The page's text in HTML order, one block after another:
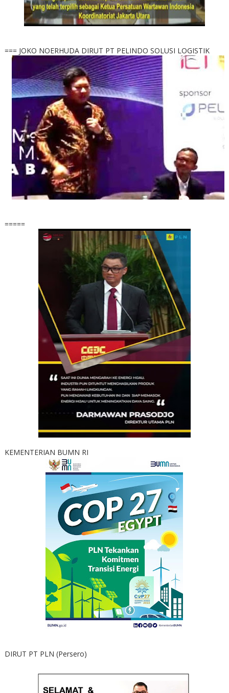
=== JOKO NOERHUDA DIRUT PT PELINDO SOLUSI LOGISTIK
=====
KEMENTERIAN BUMN RI
DIRUT PT PLN (Persero)